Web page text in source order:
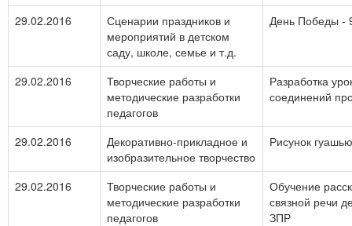
29.02.2016
Сценарии праздников и
мероприятий в детском
саду, школе, семье и т.д.
День Победы -
29.02.2016
Творческие работы и
методические разработки
педагогов
Разработка
соединений
29.02.2016
Декоративно-прикладное и
изобразительное творчество
Рисунок
29.02.2016
Творческие работы и
методические разработки
педагогов
Обучение
связной речи
ЗПР